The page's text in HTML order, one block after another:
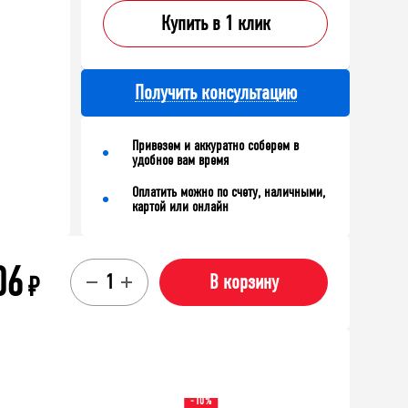
Купить в 1 клик
Получить консультацию
Привезем и аккуратно соберем в
удобное вам время
Оплатить можно по счету, наличными,
картой или онлайн
₽ В корзину
-10%